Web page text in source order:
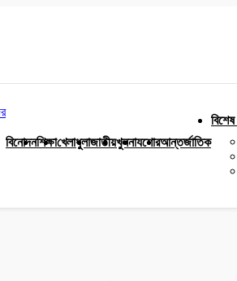
বিনোদনশিক্ষাখেলাধুলাজাতীয়খুলনাযশোরআন্তর্জাতিক